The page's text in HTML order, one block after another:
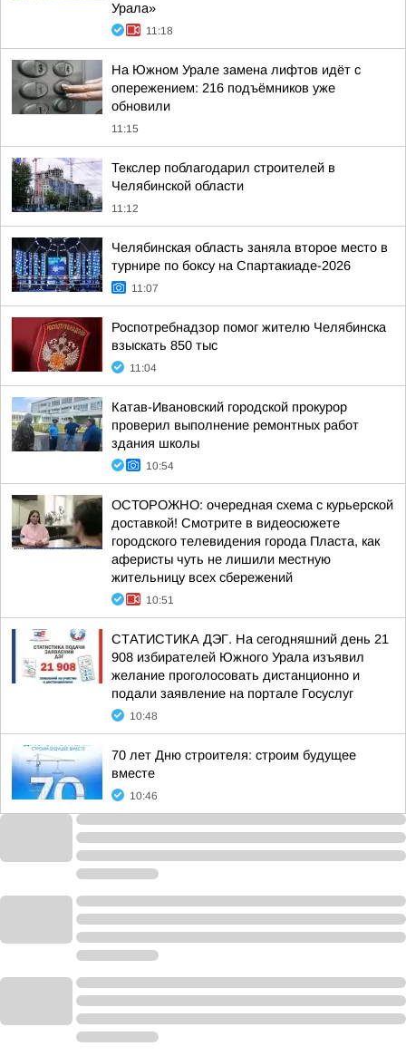
Урала»
11:18
На Южном Урале замена лифтов идёт с
опережением: 216 подъёмников уже
обновили
11:15
Текслер поблагодарил строителей в
Челябинской области
11:12
Челябинская область заняла второе место в
турнире по боксу на Спартакиаде-2026
11:07
Роспотребнадзор помог жителю Челябинска
взыскать 850 тыс
11:04
Катав-Ивановский городской прокурор
проверил выполнение ремонтных работ
здания школы
10:54
ОСТОРОЖНО: очередная схема с курьерской
доставкой! Смотрите в видеосюжете
городского телевидения города Пласта, как
аферисты чуть не лишили местную
жительницу всех сбережений
10:51
СТАТИСТИКА ДЭГ. На сегодняшний день 21
908 избирателей Южного Урала изъявил
желание проголосовать дистанционно и
подали заявление на портале Госуслуг
10:48
70 лет Дню строителя: строим будущее
вместе
10:46